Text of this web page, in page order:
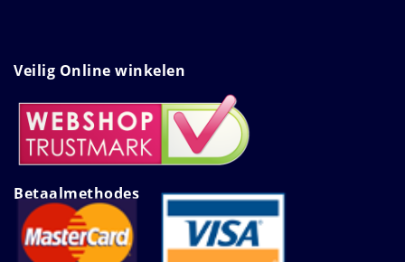
Veilig Online winkelen
Betaalmethodes